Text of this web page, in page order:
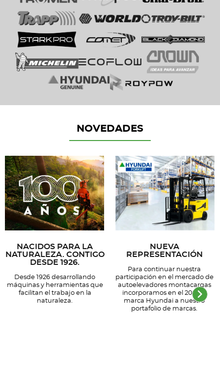
NOVEDADES
NACIDOS PARA LA
NATURALEZA. CONTIGO
DESDE 1926.
Desde 1926 desarrollando
máquinas y herramientas que
facilitan el trabajo en la
naturaleza.
NUEVA
REPRESENTACIÓN
Para continuar nuestra
participación en el mercado de
autoelevadores montacargas
incorporamos en el 2023 la
marca Hyundai a nuestro
portafolio de marcas.